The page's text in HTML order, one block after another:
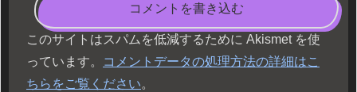
コメントを書き込む
このサイトはスパムを低減するために Akismet を使
っています。
コメントデータの処理方法の詳細はこ
ちらをご覧ください。